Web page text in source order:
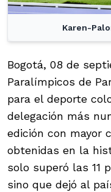
Karen-
Bogotá, 08 de
Paralímpicos de
para el deporte
delegación más
edición con mayor
obtenidas en la
solo superó las 11
sino que dejó al